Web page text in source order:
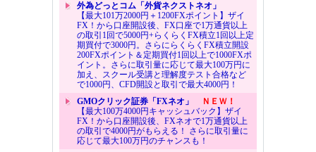
外為どっとコム「外貨ネクストネオ」
【最大101万2000円＋1200FXポイント】ザイ
FX！から口座開設後、FX口座で1万通貨以上
の取引1回で5000円+らくらくFX積立1回以上定
期買付で3000円。さらにらくらくFX積立開設
200FXポイント＆定期買付1回以上で1000FXポ
イント。さらに取引量に応じて最大100万円に
加え、スクール受講と理解度テスト合格など
で1000円、CFD開設と取引で最大4000円！
GMOクリック証券「FXネオ」
ＮＥＷ！
【最大100万4000円キャッシュバック】ザイ
FX！から口座開設後、FXネオで1万通貨以上
の取引で4000円がもらえる！ さらに取引量に
応じて最大100万円のチャンスも！